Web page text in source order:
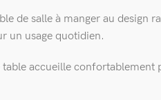
de salle à manger au design
un usage quotidien.
accueille